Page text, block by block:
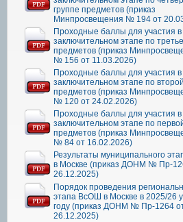
группе предметов (приказ
Минпросвещения № 194 от
Проходные баллы для участия в
заключительном этапе по
предметов (приказ
№ 156 от 11.03.2026)
Проходные баллы для участия в
заключительном этапе по
предметов (приказ
№ 120 от 24.02.2026)
Проходные баллы для участия в
заключительном этапе по
предметов (приказ
№ 84 от 16.02.2026)
Результаты муниципального
в Москве (приказ ДОНМ № Пр-
26.12.2025)
Порядок проведения
этапа ВсОШ в Москве в 2025/26
году (приказ ДОНМ № Пр-1264
26.12.2025)